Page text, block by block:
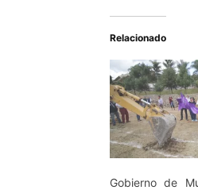
Relacionado
Gobierno de